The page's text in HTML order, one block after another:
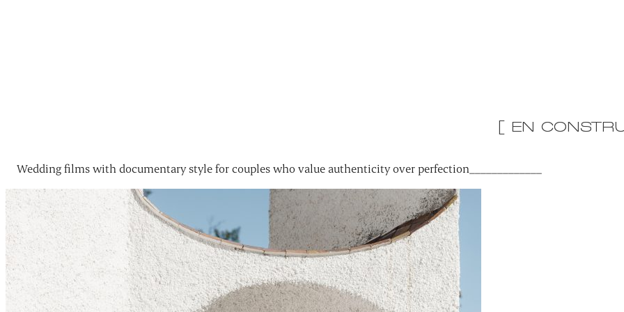
[ EN
Wedding films with documentary style for couples who value authenticity over perfection_____________